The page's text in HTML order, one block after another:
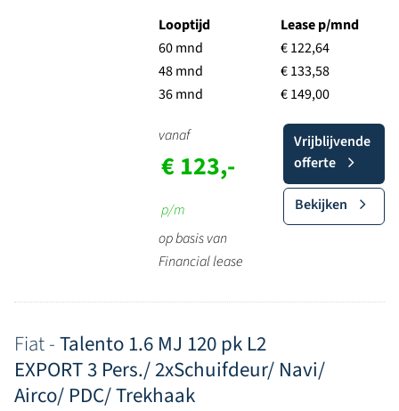
Looptijd
60 mnd
48 mnd
36 mnd
Lease p/mnd
€ 122,64
€ 133,58
€ 149,00
vanaf
€ 123,-
p/m
op basis van
Financial lease
Vrijblijvende
offerte
Bekijken
Fiat -Talento 1.6 MJ 120 pk L2
EXPORT 3 Pers./ 2xSchuifdeur/ Navi/
Airco/ PDC/ Trekhaak